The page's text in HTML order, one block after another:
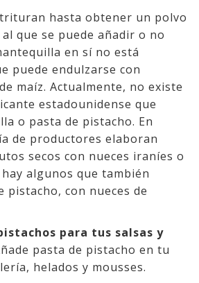
hasta obtener un polvo
que se puede añadir o no
en sí no está
puede endulzarse con
maíz. Actualmente, no existe
estadounidense que
o pasta de pistacho. En
de productores elaboran
secos con nueces iraníes o
algunos que también
pistacho, con nueces de
para tus salsas y
pasta de pistacho en tu
helados y mousses.